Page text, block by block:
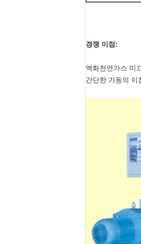
경쟁 이점:
액화천연가스 미
간단한 가동의 이